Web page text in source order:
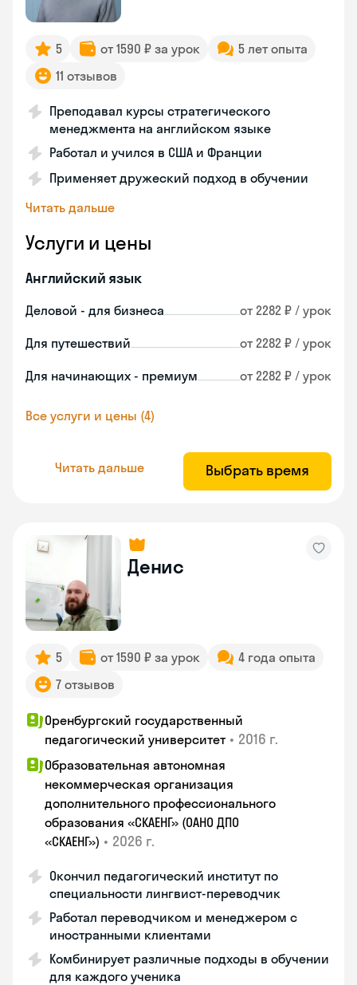
5 от 1590 ₽ за урок
5 лет опыта
11 отзывов
Преподавал курсы стратегического
менеджмента на английском языке
Работал и учился в США и Франции
Применяет дружеский подход в обучении
Читать дальше
Услуги и цены
Английский язык
Деловой - для бизнеса от 2282 ₽ / урок
Для путешествий от 2282 ₽ / урок
Для начинающих - премиум от 2282 ₽ / урок
Все услуги и цены (4)
Читать дальше Выбрать время
Денис
5 от 1590 ₽ за урок
4 года опыта
7 отзывов
Оренбургский государственный
педагогический университет • 2016 г.
Образовательная автономная
некоммерческая организация
дополнительного профессионального
образования «СКАЕНГ» (ОАНО ДПО
«СКАЕНГ») • 2026 г.
Окончил педагогический институт по
специальности лингвист-переводчик
Работал переводчиком и менеджером с
иностранными клиентами
Комбинирует различные подходы в обучении
для каждого ученика